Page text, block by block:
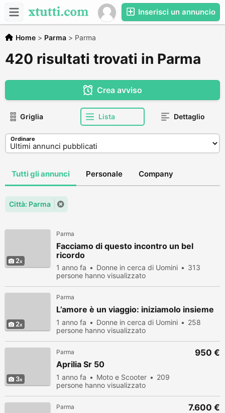
Inserisci un annuncio
Home > Parma > Parma
420 risultati trovati in Parma
Crea avviso
Griglia Lista Dettaglio
Ordinare
Tutti gli annunci Personale Company
Città: Parma
2
Parma
Facciamo di questo incontro un bel
ricordo
1 anno fa Donne in cerca di Uomini
313
persone hanno visualizzato
2
Parma
L’amore è un viaggio: iniziamolo insieme
1 anno fa Donne in cerca di Uomini
258
persone hanno visualizzato
3
Parma
Aprilia Sr 50
1 anno fa Moto e Scooter
209
persone hanno visualizzato
950 €
Parma 7.600 €